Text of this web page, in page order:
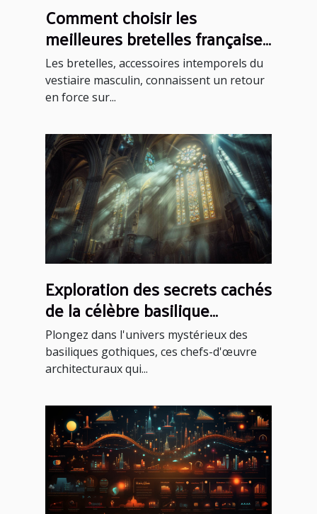
Comment choisir les
meilleures bretelles françaises
pour chaque occasion
Les bretelles, accessoires intemporels du
vestiaire masculin, connaissent un retour
en force sur...
Exploration des secrets cachés
de la célèbre basilique
gothique
Plongez dans l'univers mystérieux des
basiliques gothiques, ces chefs-d'œuvre
architecturaux qui...